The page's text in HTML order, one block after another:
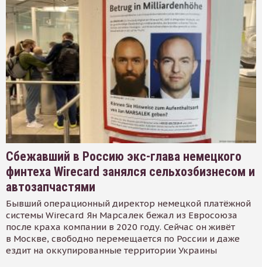
Сбежавший в Россию экс-глава немецкого
финтеха Wirecard занялся сельхозбизнесом и
автозапчастями
Бывший операционный директор немецкой платёжной
системы Wirecard Ян Марсалек бежал из Евросоюза
после краха компании в 2020 году. Сейчас он живёт
в Москве, свободно перемещается по России и даже
ездит на оккупированные территории Украины